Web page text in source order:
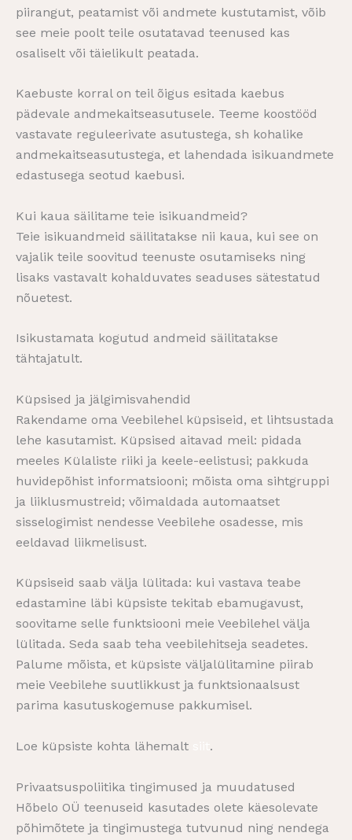
piirangut, peatamist või andmete kustutamist, võib
see meie poolt teile osutatavad teenused kas
osaliselt või täielikult peatada.
Kaebuste korral on teil õigus esitada kaebus
pädevale andmekaitseasutusele. Teeme koostööd
vastavate reguleerivate asutustega, sh kohalike
andmekaitseasutustega, et lahendada isikuandmete
edastusega seotud kaebusi.
Kui kaua säilitame teie isikuandmeid?
Teie isikuandmeid säilitatakse nii kaua, kui see on
vajalik teile soovitud teenuste osutamiseks ning
lisaks vastavalt kohalduvates seaduses sätestatud
nõuetest.
Isikustamata kogutud andmeid säilitatakse
tähtajatult.
Küpsised ja jälgimisvahendid
Rakendame oma Veebilehel küpsiseid, et lihtsustada
lehe kasutamist. Küpsised aitavad meil: pidada
meeles Külaliste riiki ja keele-eelistusi; pakkuda
huvidepõhist informatsiooni; mõista oma sihtgruppi
ja liiklusmustreid; võimaldada automaatset
sisselogimist nendesse Veebilehe osadesse, mis
eeldavad liikmelisust.
Küpsiseid saab välja lülitada: kui vastava teabe
edastamine läbi küpsiste tekitab ebamugavust,
soovitame selle funktsiooni meie Veebilehel välja
lülitada. Seda saab teha veebilehitseja seadetes.
Palume mõista, et küpsiste väljalülitamine piirab
meie Veebilehe suutlikkust ja funktsionaalsust
parima kasutuskogemuse pakkumisel.
Loe küpsiste kohta lähemalt .
Privaatsuspoliitika tingimused ja muudatused
Hõbelo OÜ teenuseid kasutades olete käesolevate
põhimõtete ja tingimustega tutvunud ning nendega